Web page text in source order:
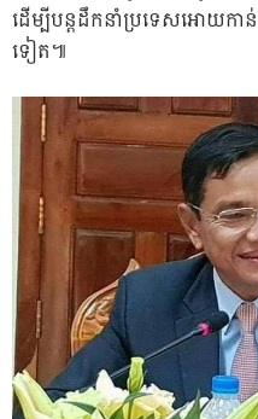
ដើម្បីបន្តដឹកនាំប្រទេសអោយក
ទៀត៕